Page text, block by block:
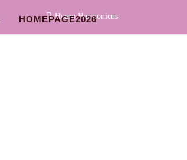
HOMEPAGE2026
Homo Harmonicus